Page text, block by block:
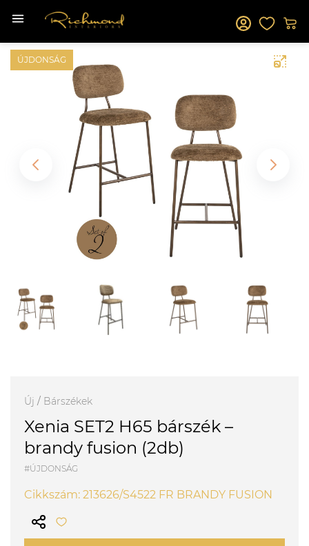
ÚJDONSÁG
Új / Bárszékek
Xenia SET2 H65 bárszék –
brandy fusion (2db)
#ÚJDONSÁG
Cikkszám: 213626/S4522 FR BRANDY FUSION